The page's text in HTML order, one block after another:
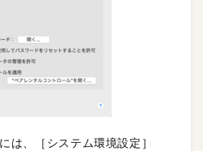
は、［システム環境設定］